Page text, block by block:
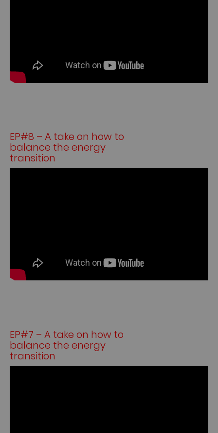
EP#8 – A take on how to
balance the energy
transition
EP#7 – A take on how to
balance the energy
transition